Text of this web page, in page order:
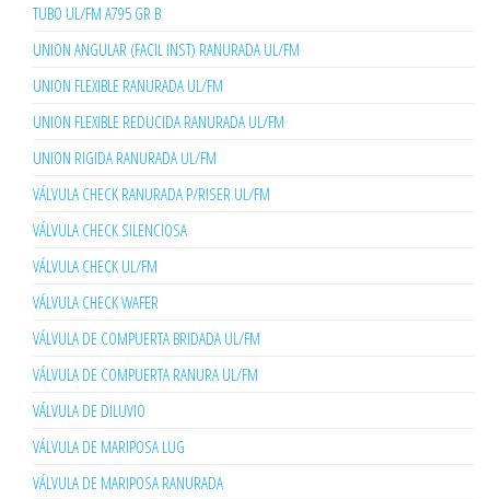
TUBO UL/FM A795 GR B
UNION ANGULAR (FACIL INST) RANURADA UL/FM
UNION FLEXIBLE RANURADA UL/FM
UNION FLEXIBLE REDUCIDA RANURADA UL/FM
UNION RIGIDA RANURADA UL/FM
VÁLVULA CHECK RANURADA P/RISER UL/FM
VÁLVULA CHECK SILENCIOSA
VÁLVULA CHECK UL/FM
VÁLVULA CHECK WAFER
VÁLVULA DE COMPUERTA BRIDADA UL/FM
VÁLVULA DE COMPUERTA RANURA UL/FM
VÁLVULA DE DILUVIO
VÁLVULA DE MARIPOSA LUG
VÁLVULA DE MARIPOSA RANURADA